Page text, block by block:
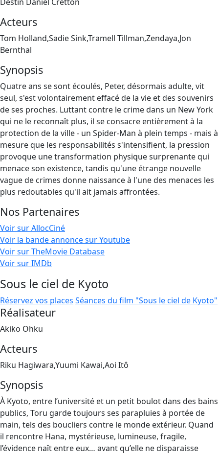
Acteurs
Tom Holland,Sadie Sink,Tramell Tillman,Zendaya,Jon
Bernthal
Synopsis
Quatre ans se sont écoulés, Peter, désormais adulte, vit
seul, s'est volontairement effacé de la vie et des souvenirs
de ses proches. Luttant contre le crime dans un New York
qui ne le reconnaît plus, il se consacre entièrement à la
protection de la ville - un Spider-Man à plein temps - mais à
mesure que les responsabilités s'intensifient, la pression
provoque une transformation physique surprenante qui
menace son existence, tandis qu'une étrange nouvelle
vague de crimes donne naissance à l'une des menaces les
plus redoutables qu'il ait jamais affrontées.
Nos Partenaires
Voir sur AllocCiné
Voir la bande annonce sur Youtube
Voir sur TheMovie Database
Voir sur IMDb
Sous le ciel de Kyoto
Réservez vos places Séances du film "Sous le ciel de Kyoto"
Réalisateur
Akiko Ohku
Acteurs
Riku Hagiwara,Yuumi Kawai,Aoi Itô
Synopsis
À Kyoto, entre l’université et un petit boulot dans des bains
publics, Toru garde toujours ses parapluies à portée de
main, tels des boucliers contre le monde extérieur. Quand
il rencontre Hana, mystérieuse, lumineuse, fragile,
l’évidence naît entre eux… avant qu’elle ne disparaisse